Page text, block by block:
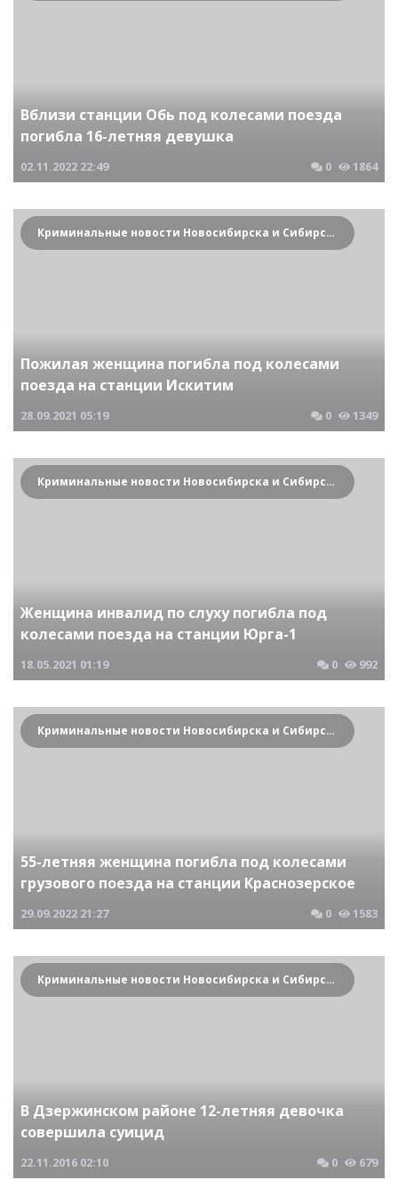
Вблизи станции Обь под колесами поезда
погибла 16-летняя девушка
02.11.2022 22:49 0 1864
Криминальные новости Новосибирска и Сибирского региона
Пожилая женщина погибла под колесами
поезда на станции Искитим
28.09.2021 05:19 0 1349
Криминальные новости Новосибирска и Сибирского региона
Женщина инвалид по слуху погибла под
колесами поезда на станции Юрга-1
18.05.2021 01:19 0 992
Криминальные новости Новосибирска и Сибирского региона
55-летняя женщина погибла под колесами
грузового поезда на станции Краснозерское
29.09.2022 21:27 0 1583
Криминальные новости Новосибирска и Сибирского региона
В Дзержинском районе 12-летняя девочка
совершила суицид
22.11.2016 02:10 0 679